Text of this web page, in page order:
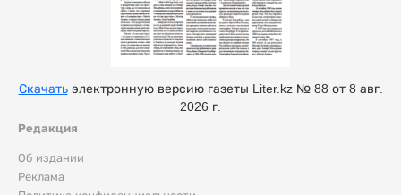
Редакция
Об издании
Реклама
Скачатьэлектронную версию газеты Liter.kz № 88 от 8 авг.
2026 г.